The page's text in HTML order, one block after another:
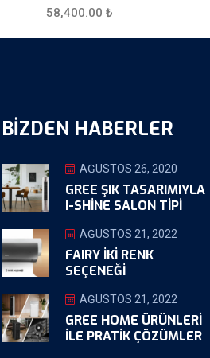
58,400.00 ₺
BIZDEN HABERLER
AĞUSTOS 26, 2020
GREE ŞIK TASARIMIYLA
I-SHINE SALON TIPI
AĞUSTOS 21, 2022
FAIRY İKİ RENK
SEÇENEĞİ
AĞUSTOS 21, 2022
GREE HOME ÜRÜNLERI
ILE PRATIK ÇÖZÜMLER